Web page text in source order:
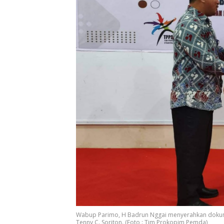
Wabup Parimo, H Badrun Nggai menyerahkan
Tenny C. Soriton. (Foto : Tim Prokopim Pemda)